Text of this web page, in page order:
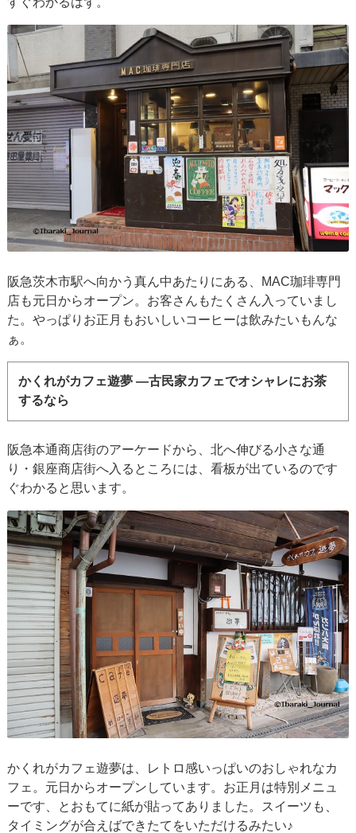
阪急茨木市駅へ向かう真ん中あたりにある、MAC珈琲専門
店も元日からオープン。お客さんもたくさん入っていまし
た。やっぱりお正月もおいしいコーヒーは飲みたいもんな
ぁ。
かくれがカフェ遊夢 ―古民家カフェでオシャレにお茶
するなら
阪急本通商店街のアーケードから、北へ伸びる小さな通
り・銀座商店街へ入るところには、看板が出ているのです
ぐわかると思います。
かくれがカフェ遊夢は、レトロ感いっぱいのおしゃれなカ
フェ。元日からオープンしています。お正月は特別メニュ
ーです、とおもてに紙が貼ってありました。スイーツも、
タイミングが合えばできたてをいただけるみたい♪